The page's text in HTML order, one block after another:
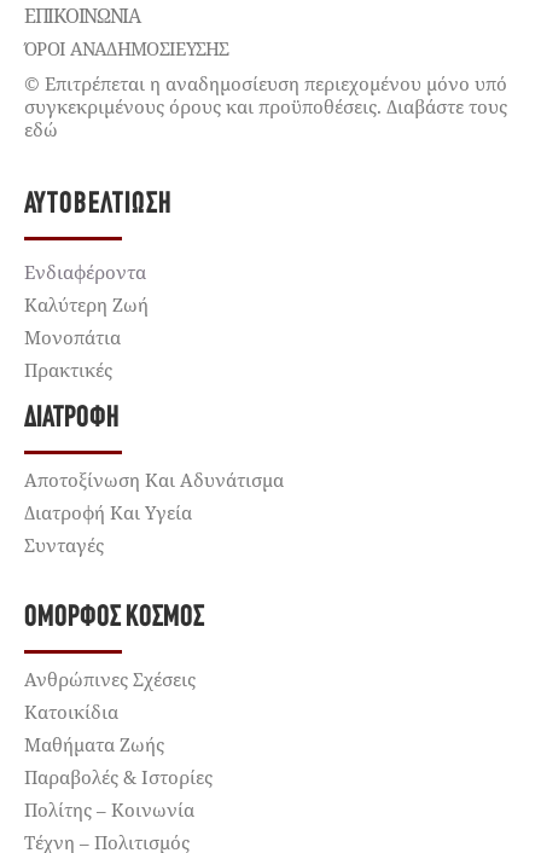
ΕΠΙΚΟΙΝΩΝΊΑ
ΌΡΟΙ ΑΝΑΔΗΜΟΣΙΕΥΣΗΣ
© Επιτρέπεται η αναδημοσίευση περιεχομένου μόνο υπό
συγκεκριμένους όρους και προϋποθέσεις. Διαβάστε τους
εδώ
ΑΥΤΟΒΕΛΤΊΩΣΗ
Ενδιαφέροντα
Καλύτερη Ζωή
Μονοπάτια
Πρακτικές
ΔΙΑΤΡΟΦΉ
Αποτοξίνωση Και Αδυνάτισμα
Διατροφή Και Υγεία
Συνταγές
ΌΜΟΡΦΟΣ ΚΌΣΜΟΣ
Ανθρώπινες Σχέσεις
Κατοικίδια
Μαθήματα Ζωής
Παραβολές & Ιστορίες
Πολίτης – Κοινωνία
Τέχνη – Πολιτισμός